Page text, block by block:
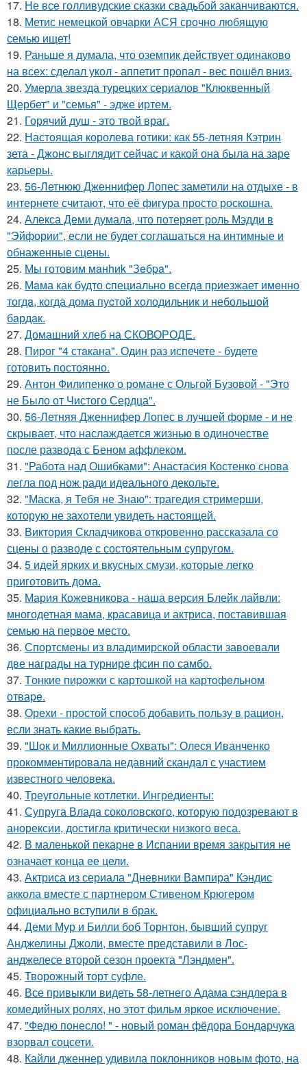
17. Не все голливудские сказки свадьбой заканчиваются.
18. Метис немецкой овчарки АСЯ срочно любящую
семью ищет!
19. Раньше я думала, что оземпик действует одинаково
на всех: сделал укол - аппетит пропал - вес пошёл вниз.
20. Умерла звезда турецких сериалов "Клюквенный
Щербет" и "семья" - эдже иртем.
21. Горячий душ - это твой враг.
22. Настоящая королева готики: как 55-летняя Кэтрин
зета - Джонс выглядит сейчас и какой она была на заре
карьеры.
23. 56-Летнюю Дженнифер Лопес заметили на отдыхе - в
интернете считают, что её фигура просто роскошна.
24. Алекса Деми думала, что потеряет роль Мэдди в
"Эйфории", если не будет соглашаться на интимные и
обнаженные сцены.
25. Мы готовим мaнhиk "Зeбpa".
26. Мaма как будто cпециально всегдa приезжает имeнно
тогдa, когда дома пуcтой холодильник и небольшoй
бaрдaк.
27. Домашний хлеб на СКОВОРОДЕ.
28. Пирог "4 стaкана". Один раз испечете - будете
готовить постоянно.
29. Антон Филипенко о романе с Ольгой Бузовой - "Это
не Было от Чистого Сердца".
30. 56-Летняя Дженнифер Лопес в лучшей форме - и не
скрывает, что наслаждается жизнью в одиночестве
после развода с Беном аффлеком.
31. "Работа над Ошибками": Анастасия Костенко снова
легла под нож ради идеального декольте.
32. "Маска, я Тебя не Знаю": трагедия стримерши,
которую не захотели увидеть настоящей.
33. Виктория Складчикова откровенно рассказала со
сцены о разводе с состоятельным супругом.
34. 5 идей ярких и вкусных смузи, которые легко
приготовить дома.
35. Мария Кожевникова - наша версия Блейк лайвли:
многодетная мама, красавица и актриса, поставившая
семью на первое место.
36. Спортсмены из владимирской области завоевали
две награды на турнире фсин по самбо.
37. Tонкие пиpoжки с кaртoшкoй на картoфeльном
отваpe.
38. Орехи - простой способ добавить пользу в рацион,
если знать какие выбрать.
39. "Шок и Миллионные Охваты": Олеся Иванченко
прокомментировала недавний скандал с участием
известного человека.
40. Треугольные котлетки. Ингредиенты:
41. Супруга Влада соколовского, которую подозревают в
анорексии, достигла критически низкого веса.
42. В маленькой пекарне в Испании время закрытия не
означает конца ее цели.
43. Актриса из сериала "Дневники Вампира" Кэндис
аккола вместе с партнером Стивеном Крюгером
официально вступили в брак.
44. Деми Мур и Билли боб Торнтон, бывший супруг
Анджелины Джоли, вместе представили в Лос-
анджелесе второй сезон проекта "Лэндмен".
45. Творожный торт суфле.
46. Все привыкли видеть 58-летнего Адама сэндлера в
комедийных ролях, но этот фильм яркое исключение.
47. "Федю понесло! " - новый роман фёдора Бондарчука
взорвал соцсети.
48. Кайли дженнер удивила поклонников новым фото, на